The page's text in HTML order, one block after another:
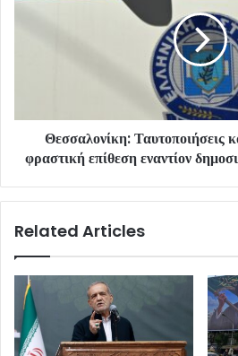
Θεσσαλονίκη: Ταυτοποιήσεις
φραστική επίθεση εναντίον
Related Articles